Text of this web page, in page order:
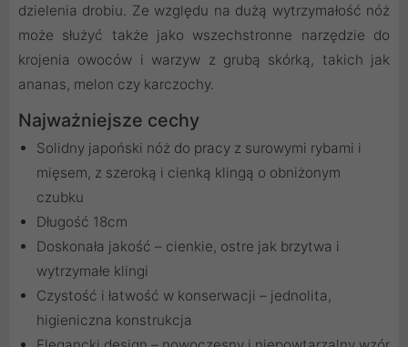
dzielenia drobiu. Ze względu na dużą wytrzymałość nóż
może służyć także jako wszechstronne narzędzie do
krojenia owoców i warzyw z grubą skórką, takich jak
ananas, melon czy karczochy.
Najważniejsze cechy
Solidny japoński nóż do pracy z surowymi rybami i
mięsem, z szeroką i cienką klingą o obniżonym
czubku
Długość 18cm
Doskonała jakość – cienkie, ostre jak brzytwa i
wytrzymałe klingi
Czystość i łatwość w konserwacji – jednolita,
higieniczna konstrukcja